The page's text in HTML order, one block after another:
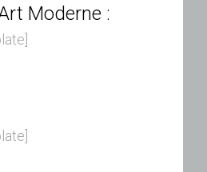
Moderne :